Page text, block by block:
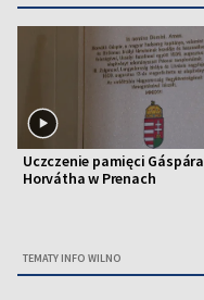
Uczczenie pamięci Gáspára
Horvátha w Prenach
TEMATY INFO WILNO